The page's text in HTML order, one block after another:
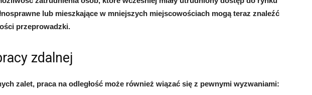
lub mieszkające w mniejszych miejscowościach mogą teraz znaleźć
przeprowadzki.
zdalnej
zalet, praca na odległość może również wiązać się z pewnymi wyzwaniami: